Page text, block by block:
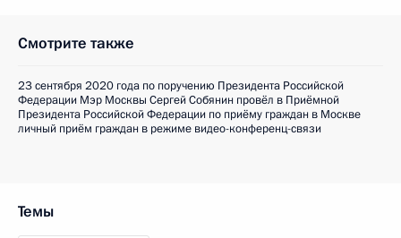
Смотрите также
23 сентября 2020 года по поручению Президента Российской
Федерации Мэр Москвы Сергей Собянин провёл в Приёмной
Президента Российской Федерации по приёму граждан в Москве
личный приём граждан в режиме видео-конференц-связи
Темы